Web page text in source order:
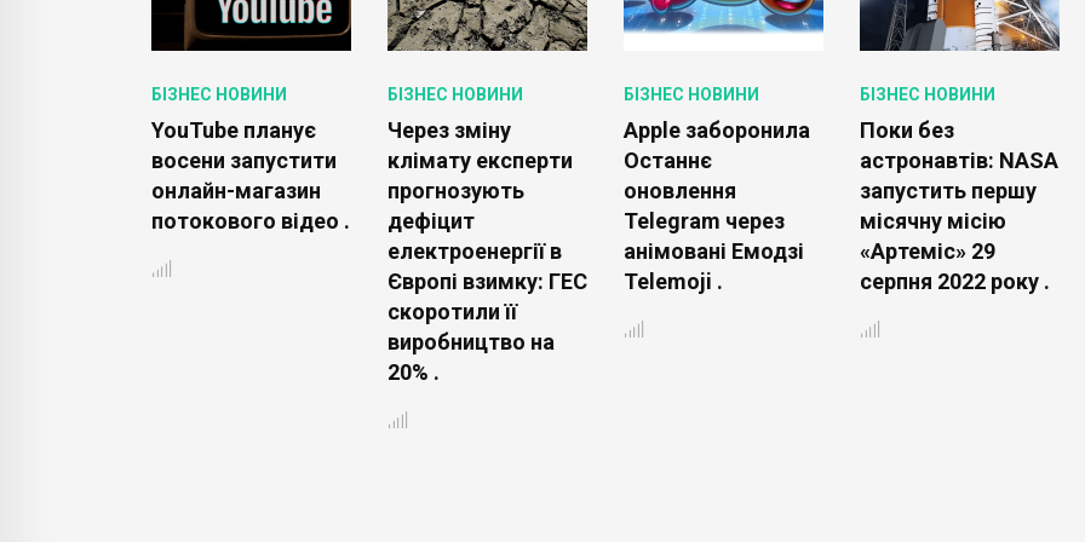
БІЗНЕС НОВИНИ
YouTube планує
восени запустити
онлайн-магазин
потокового відео .
БІЗНЕС НОВИНИ
Через зміну
клімату експерти
прогнозують
дефіцит
електроенергії в
Європі взимку: ГЕС
скоротили її
виробництво на
20% .
БІЗНЕС НОВИНИ
Apple заборонила
Останнє
оновлення
Telegram через
анімовані Емодзі
Telemoji .
БІЗНЕС НОВИНИ
Поки без
астронавтів: NASA
запустить першу
місячну місію
«Артеміс» 29
серпня 2022 року .